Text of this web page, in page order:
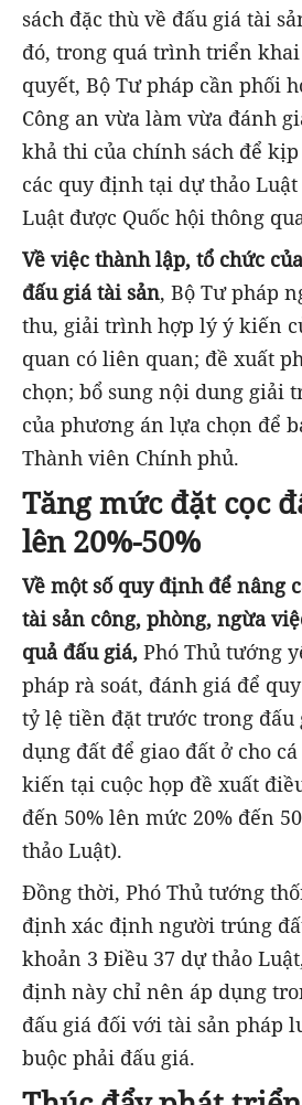
sách đặc thù về đấu giá tài
đó, trong quá trình triển
quyết, Bộ Tư pháp cần phối
Công an vừa làm vừa đánh
khả thi của chính sách để
các quy định tại dự thảo
Luật được Quốc hội thông
Về việc thành lập, tổ chức
đấu giá tài sản, Bộ Tư pháp
thu, giải trình hợp lý ý kiến
quan có liên quan; đề xuất
chọn; bổ sung nội dung giải
của phương án lựa chọn để
Thành viên Chính phủ.
Tăng mức đặt cọc
lên 20%-50%
Về một số quy định để nâng
tài sản công, phòng, ngừa
quả đấu giá, Phó Thủ tướng
pháp rà soát, đánh giá để
tỷ lệ tiền đặt trước trong đấu
dụng đất để giao đất ở cho
kiến tại cuộc họp đề xuất
đến 50% lên mức 20% đến
thảo Luật).
Đồng thời, Phó Thủ tướng
định xác định người trúng
khoản 3 Điều 37 dự thảo
định này chỉ nên áp dụng
đấu giá đối với tài sản pháp
buộc phải đấu giá.